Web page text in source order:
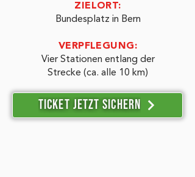
ZIELORT:
Bundesplatz in Bern
VERPFLEGUNG:
Vier Stationen entlang der
Strecke (ca. alle 10 km)
Ticket jetzt sichern